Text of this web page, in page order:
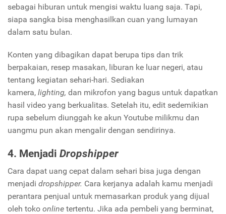
sebagai hiburan untuk mengisi waktu luang saja. Tapi,
siapa sangka bisa menghasilkan cuan yang lumayan
dalam satu bulan.
Konten yang dibagikan dapat berupa tips dan trik
berpakaian, resep masakan, liburan ke luar negeri, atau
tentang kegiatan sehari-hari. Sediakan
kamera, lighting, dan mikrofon yang bagus untuk dapatkan
hasil video yang berkualitas. Setelah itu, edit sedemikian
rupa sebelum diunggah ke akun Youtube milikmu dan
uangmu pun akan mengalir dengan sendirinya.
4. Menjadi Dropshipper
Cara dapat uang cepat dalam sehari bisa juga dengan
menjadi dropshipper. Cara kerjanya adalah kamu menjadi
perantara penjual untuk memasarkan produk yang dijual
oleh toko online tertentu. Jika ada pembeli yang berminat,